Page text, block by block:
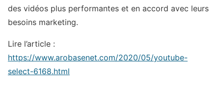
des vidéos plus performantes et en accord avec leurs
besoins marketing.
Lire l’article :
https://www.arobasenet.com/2020/05/youtube-
select-6168.html